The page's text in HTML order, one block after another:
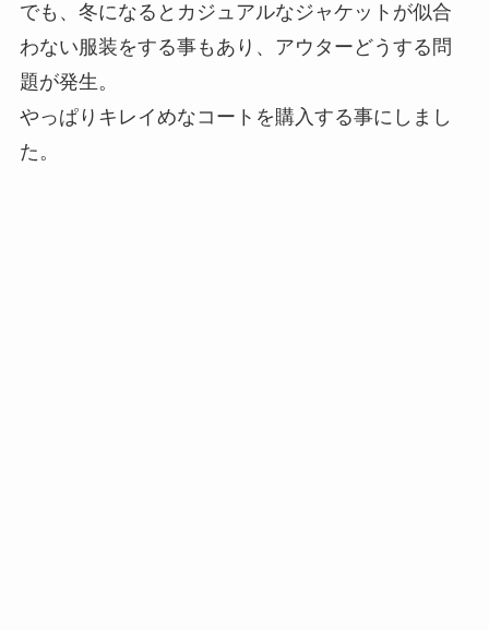
でも、冬になるとカジュアルなジャケットが似合
わない服装をする事もあり、アウターどうする問
題が発生。
やっぱりキレイめなコートを購入する事にしまし
た。